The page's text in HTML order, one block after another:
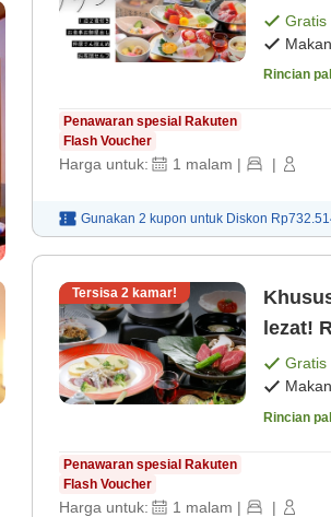
Gratis
Rincian
Penawaran spesial Rakuten
Flash Voucher
Harga untuk: 1 malam | |
Gunakan 2 kupon untuk Diskon
Tersisa 2 kamar!
Khusus Segar Nikmati hidangan daging sapi
lezat!
Gratis
Rincian
Penawaran spesial Rakuten
Flash Voucher
Harga untuk: 1 malam | |